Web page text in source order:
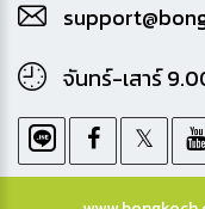
จันทร์-เสาร์